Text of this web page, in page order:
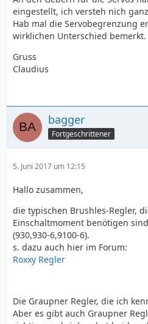
eingestellt, ich versteh nich
Hab mal die Servobegrenzung
wirklichen Unterschied bemerkt.
Gruss
Claudius
bagger
Fortgeschrittener
5. Juni 2017 um 12:15
Hallo zusammen,
die typischen Brushles-Regler,
Einschaltmoment benötigen
(930,930-6,9100-6).
s. dazu auch hier im Forum:
Roxxy Regler
Die Graupner Regler, die ich
Aber es gibt auch Graupner